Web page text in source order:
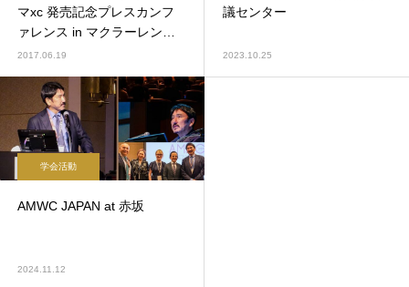
マxc 発売記念プレスカンフ
ァレンス in マクラーレン東
京
2017.06.19
議センター
2023.10.25
学会活動
AMWC JAPAN at 赤坂
2024.11.12